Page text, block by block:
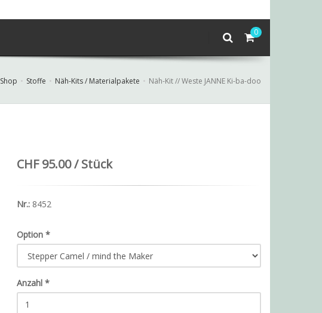
0
Shop Stoffe Näh-Kits / Materialpakete Näh-Kit // Weste JANNE Ki-ba-doo
CHF 95.00 / Stück
Nr.: 8452
Option *
Anzahl *